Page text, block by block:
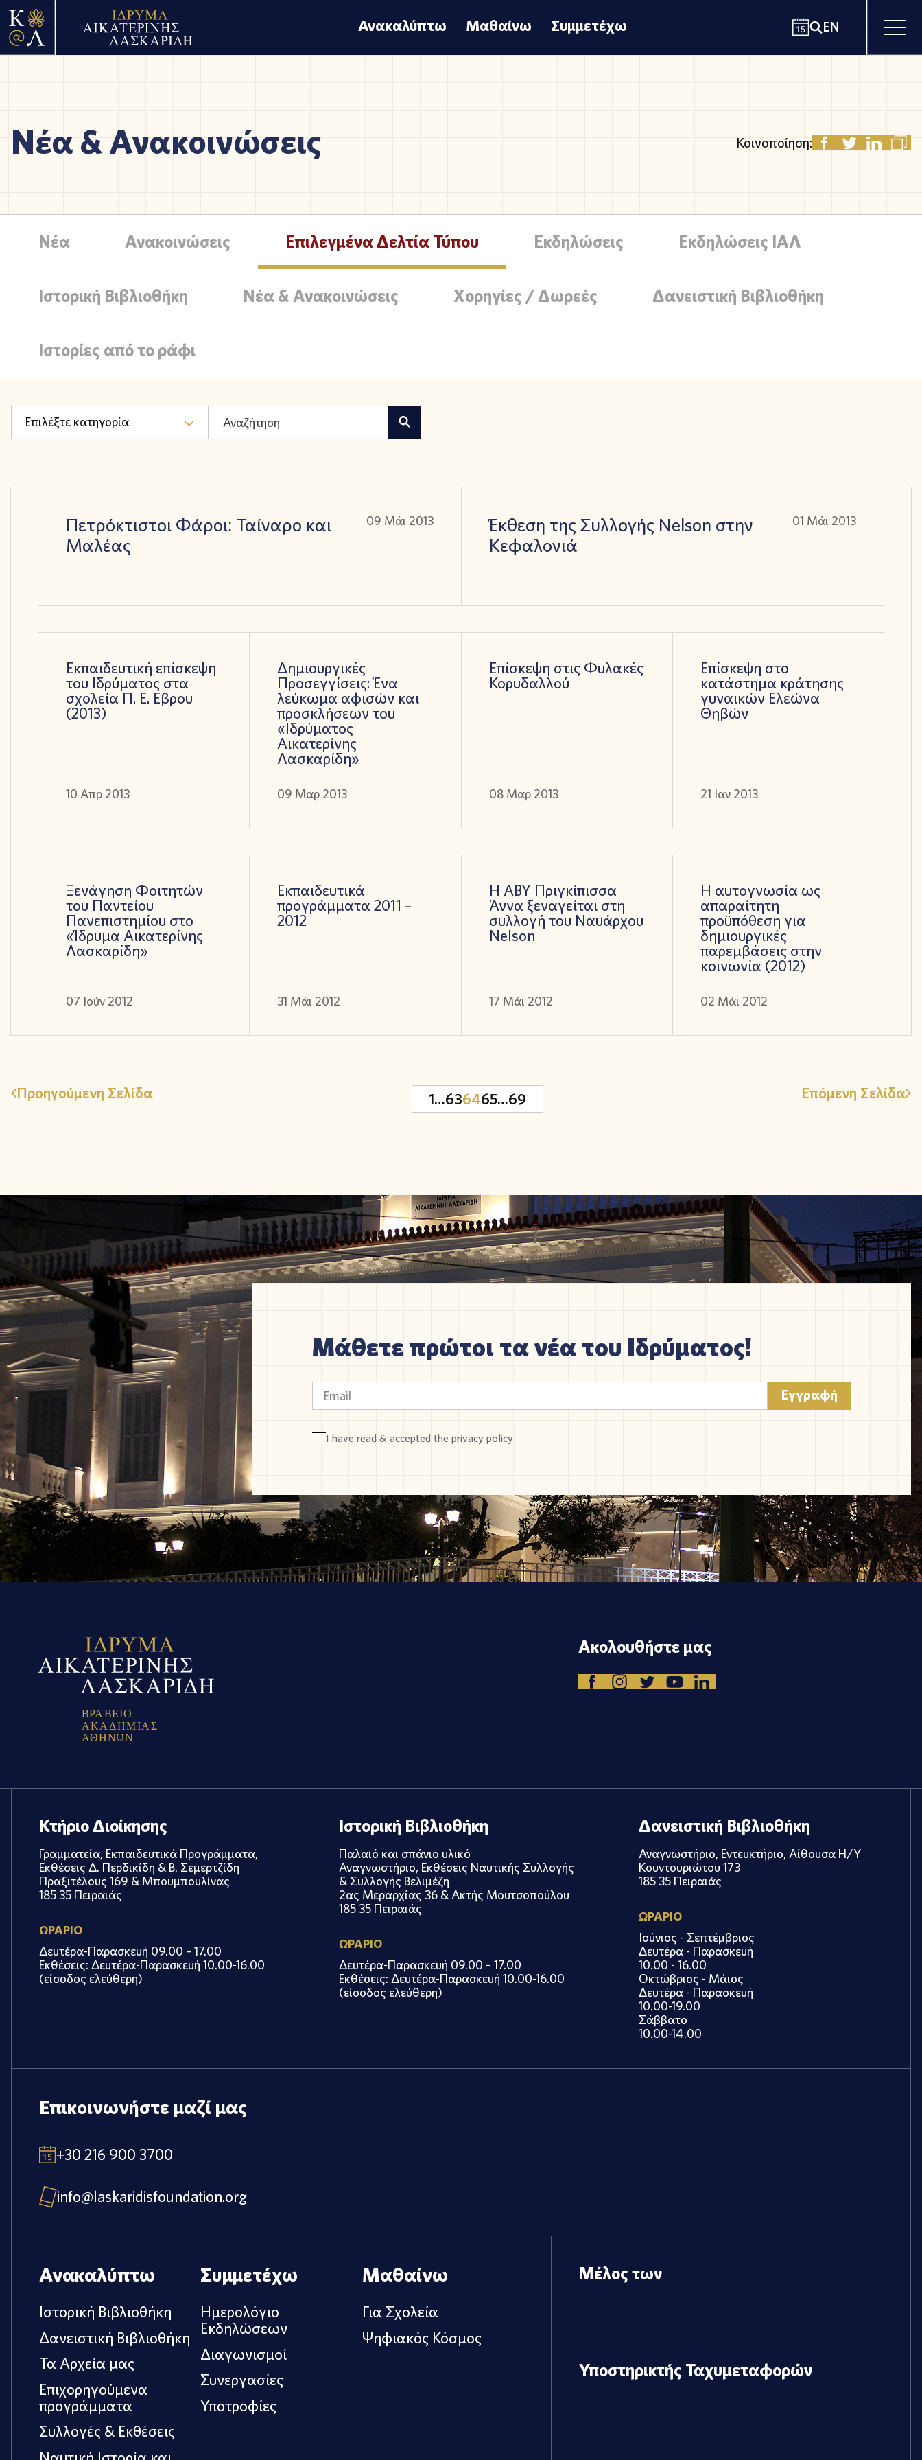
Ανακαλύπτω Μαθαίνω Συμμετέχω EN
Νέα & Ανακοινώσεις Κοινοποίηση:
Νέα Ανακοινώσεις Επιλεγμένα Δελτία Τύπου Εκδηλώσεις Εκδηλώσεις ΙΑΛ
Ιστορική Βιβλιοθήκη Νέα & Ανακοινώσεις Χορηγίες / Δωρεές Δανειστική Βιβλιοθήκη
Ιστορίες από το ράφι
Επιλέξτε κατηγορία
Πετρόκτιστοι Φάροι: Ταίναρο και
Μαλέας
09 Μάι 2013
Έκθεση της Συλλογής Nelson στην
Κεφαλονιά
01 Μάι 2013
Εκπαιδευτική επίσκεψη
του Ιδρύματος στα
σχολεία Π. Ε. Εβρου
(2013)
10 Απρ 2013
Δημιουργικές
Προσεγγίσεις: Ένα
λεύκωμα αφισών και
προσκλήσεων του
«Ιδρύματος
Αικατερίνης
Λασκαρίδη»
09 Μαρ 2013
Επίσκεψη στις Φυλακές
Κορυδαλλού
08 Μαρ 2013
Επίσκεψη στο
κατάστημα κράτησης
γυναικών Ελεώνα
Θηβών
21 Ιαν 2013
Ξενάγηση Φοιτητών
του Παντείου
Πανεπιστημίου στο
«Ίδρυμα Αικατερίνης
Λασκαρίδη»
07 Ιούν 2012
Εκπαιδευτικά
προγράμματα 2011 –
2012
31 Μάι 2012
Η ΑΒΥ Πριγκίπισσα
Άννα ξεναγείται στη
συλλογή του Ναυάρχου
Nelson
17 Μάι 2012
Η αυτογνωσία ως
απαραίτητη
προϋπόθεση για
δημιουργικές
παρεμβάσεις στην
κοινωνία (2012)
02 Μάι 2012
Προηγούμενη Σελίδα 1…636465…69 Επόμενη Σελίδα
Μάθετε πρώτοι τα νέα του Ιδρύματος!
I have read & accepted theprivacy policy
ΒΡΑ ΒΕΙΟ
ΑΚΑ ΔΗΜΙΑ Σ
ΑΘΗΝΩΝ
Ακολουθήστε μας
Κτήριο Διοίκησης
Γραμματεία, Εκπαιδευτικά Προγράμματα,
Εκθέσεις Δ. Περδικίδη & Β. Σεμερτζίδη
Πραξιτέλους 169 & Μπουμπουλίνας
185 35 Πειραιάς
ΩΡΑΡΙΟ
Δευτέρα-Παρασκευή 09.00 – 17.00
Εκθέσεις: Δευτέρα-Παρασκευή 10.00-16.00
(είσοδος ελεύθερη)
Ιστορική Βιβλιοθήκη
Παλαιό και σπάνιο υλικό
Αναγνωστήριο, Εκθέσεις Ναυτικής Συλλογής
& Συλλογής Βελιμέζη
2ας Μεραρχίας 36 & Ακτής Μουτσοπούλου
185 35 Πειραιάς
ΩΡΑΡΙΟ
Δευτέρα-Παρασκευή 09.00 – 17.00
Εκθέσεις: Δευτέρα-Παρασκευή 10.00-16.00
(είσοδος ελεύθερη)
Δανειστική Βιβλιοθήκη
Αναγνωστήριο, Εντευκτήριο, Αίθουσα Η/Υ
Κουντουριώτου 173
185 35 Πειραιάς
ΩΡΑΡΙΟ
Ιούνιος - Σεπτέμβριος
Δευτέρα - Παρασκευή
10.00 - 16.00
Οκτώβριος - Μάιος
Δευτέρα - Παρασκευή
10.00-19.00
Σάββατο
10.00-14.00
Επικοινωνήστε μαζί μας
+30 216 900 3700
info@laskaridisfoundation.org
Ανακαλύπτω
Ιστορική Βιβλιοθήκη
Δανειστική Βιβλιοθήκη
Τα Αρχεία μας
Επιχορηγούμενα
προγράμματα
Συλλογές & Εκθέσεις
Συμμετέχω
Ημερολόγιο
Εκδηλώσεων
Διαγωνισμοί
Συνεργασίες
Υποτροφίες
Μαθαίνω
Για Σχολεία
Ψηφιακός Κόσμος
Μέλος των
Υποστηρικτής Ταχυμεταφορών